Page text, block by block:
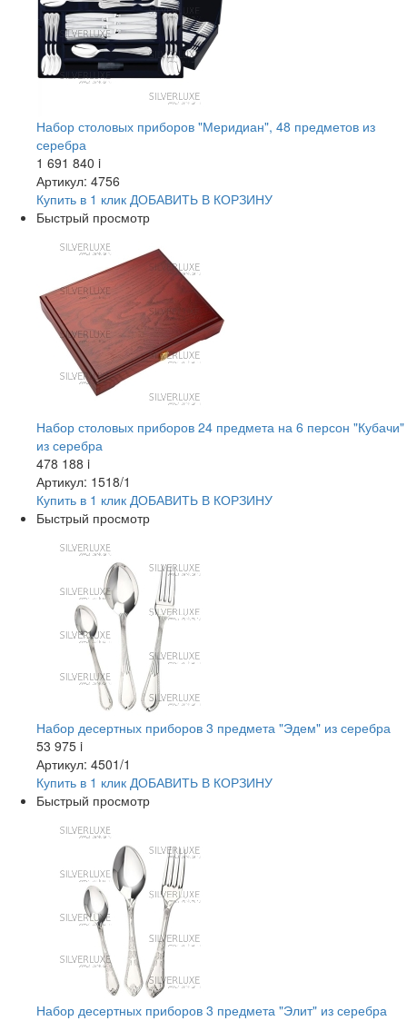
Набор столовых приборов "Меридиан", 48 предметов из
серебра
1 691 840 i
Артикул: 4756
Купить в 1 клик ДОБАВИТЬ В КОРЗИНУ
Быстрый просмотр
Набор столовых приборов 24 предмета на 6 персон "Кубачи"
из серебра
478 188 i
Артикул: 1518/1
Купить в 1 клик ДОБАВИТЬ В КОРЗИНУ
Быстрый просмотр
Набор десертных приборов 3 предмета "Эдем" из серебра
53 975 i
Артикул: 4501/1
Купить в 1 клик ДОБАВИТЬ В КОРЗИНУ
Быстрый просмотр
Набор десертных приборов 3 предмета "Элит" из серебра